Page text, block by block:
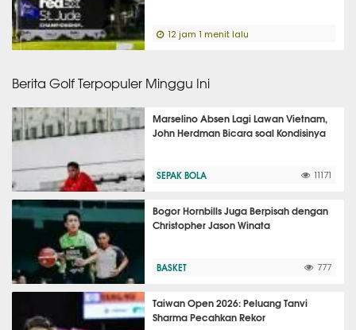
12 jam 1 menit lalu
Berita Golf Terpopuler Minggu Ini
Marselino Absen Lagi Lawan Vietnam,
John Herdman Bicara soal Kondisinya
SEPAK BOLA 11171
Bogor Hornbills Juga Berpisah dengan
Christopher Jason Winata
BASKET 777
Taiwan Open 2026: Peluang Tanvi
Sharma Pecahkan Rekor